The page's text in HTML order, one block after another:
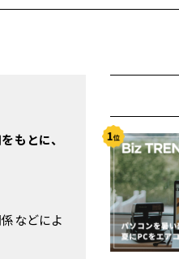
もとに、
などによ